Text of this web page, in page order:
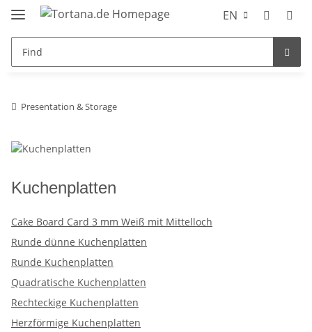
EN
Presentation & Storage
Kuchenplatten
Cake Board Card 3 mm Weiß mit Mittelloch
Runde dünne Kuchenplatten
Runde Kuchenplatten
Quadratische Kuchenplatten
Rechteckige Kuchenplatten
Herzförmige Kuchenplatten